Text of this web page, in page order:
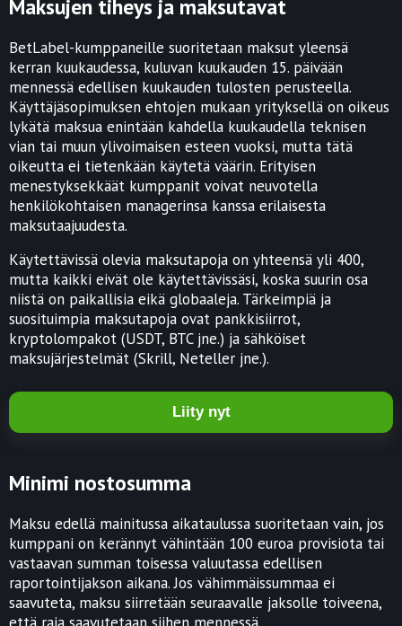
Maksujen tiheys ja maksutavat
BetLabel-kumppaneille suoritetaan maksut yleensä
kerran kuukaudessa, kuluvan kuukauden 15. päivään
mennessä edellisen kuukauden tulosten perusteella.
Käyttäjäsopimuksen ehtojen mukaan yrityksellä on oikeus
lykätä maksua enintään kahdella kuukaudella teknisen
vian tai muun ylivoimaisen esteen vuoksi, mutta tätä
oikeutta ei tietenkään käytetä väärin. Erityisen
menestyksekkäät kumppanit voivat neuvotella
henkilökohtaisen managerinsa kanssa erilaisesta
maksutaajuudesta.
Käytettävissä olevia maksutapoja on yhteensä yli 400,
mutta kaikki eivät ole käytettävissäsi, koska suurin osa
niistä on paikallisia eikä globaaleja. Tärkeimpiä ja
suosituimpia maksutapoja ovat pankkisiirrot,
kryptolompakot (USDT, BTC jne.) ja sähköiset
maksujärjestelmät (Skrill, Neteller jne.).
Liity nyt
Minimi nostosumma
Maksu edellä mainitussa aikataulussa suoritetaan vain, jos
kumppani on kerännyt vähintään 100 euroa provisiota tai
vastaavan summan toisessa valuutassa edellisen
raportointijakson aikana. Jos vähimmäissummaa ei
saavuteta, maksu siirretään seuraavalle jaksolle toiveena,